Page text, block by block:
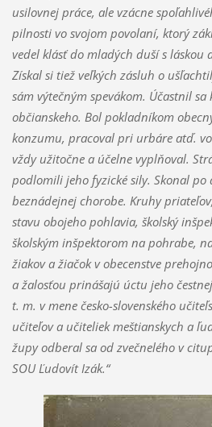
usilovnej práce, ale vzácne
pilnosti vo svojom povolaní, ktorý
vedel klásť do mladých duší s láskou
Získal si tiež veľkých zásluh o
sám výtečným spevákom. Účastnil
občianskeho. Bol pokladníkom
konzumu, pracoval pri urbáre atď.
vždy užitočne a účelne vyplňoval.
podlomili jeho fyzické sily. Skonal
beznádejnej chorobe. Kruhy
stavu obojeho pohlavia, školský
školským inšpektorom na pohrabe,
žiakov a žiačok v obecenstve
a žalosťou prinášajú úctu jeho
t. m. v mene česko-slovenského
učiteľov a učiteliek meštianskych a
župy odberal sa od zvečnelého v
SOU Ľudovít Izák.“